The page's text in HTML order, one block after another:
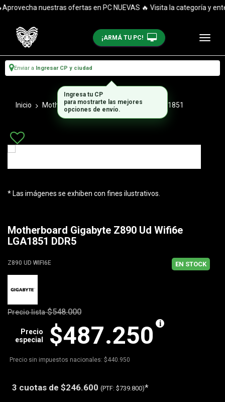
nuestras ofertas en PC NUEVAS 🔥 Visita la categoría y
¡ARMÁ TU PC!
Enviar a Ingresar CP y ciudad
Inicio Motherboards Motherboard Intel Lga1851
* Las imágenes se exhiben con fines ilustrativos.
Motherboard Gigabyte Z890 Ud Wifi6e
LGA1851 DDR5
Z890 UD WIFI6E EN STOCK
Precio lista $548.000
$487.250
Precio
especial
Precio sin impuestos nacionales: $440.950
3 cuotas de $246.600 (PTF: $739.800)*
Ingresa tu CP
para mostrarte las mejores
opciones de envío.